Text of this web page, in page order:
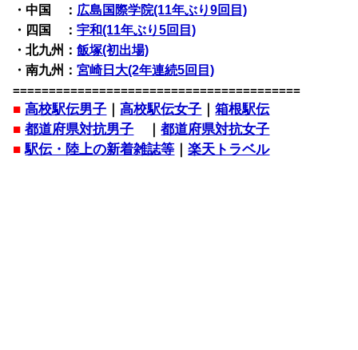
・中国 ： 広島国際学院(11年ぶり9回目)
・四国 ：宇和(11年ぶり5回目)
・北九州：飯塚(初出場)
・南九州：宮崎日大(2年連続5回目)
========================================
■ 高校駅伝男子 ｜高校駅伝女子 ｜箱根駅伝
■ 都道府県対抗男子 ｜都道府県対抗女子
■ 駅伝・陸上の新着雑誌等 ｜楽天トラベル